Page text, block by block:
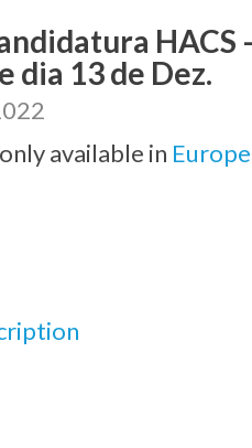
HACS
dia 13 de Dez.
available in